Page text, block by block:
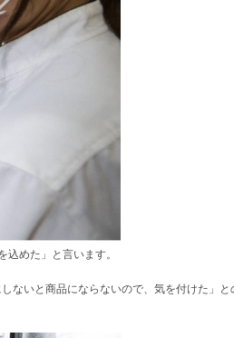
めた」と言います。
ないと商品にならないので、気を付けた」と